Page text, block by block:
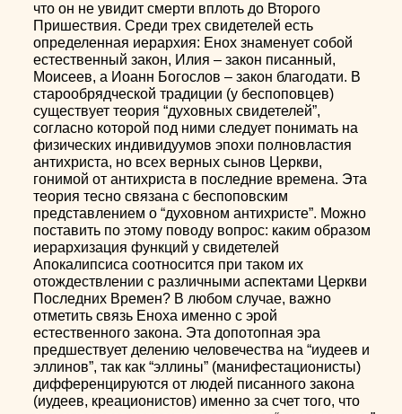
что он не увидит смерти вплоть до Второго
Пришествия. Среди трех свидетелей есть
определенная иерархия: Енох знаменует собой
естественный закон, Илия – закон писанный,
Моисеев, а Иоанн Богослов – закон благодати. В
старообрядческой традиции (у беспоповцев)
существует теория “духовных свидетелей”,
согласно которой под ними следует понимать на
физических индивидуумов эпохи полновластия
антихриста, но всех верных сынов Церкви,
гонимой от антихриста в последние времена. Эта
теория тесно связана с беспоповским
представлением о “духовном антихристе”. Можно
поставить по этому поводу вопрос: каким образом
иерархизация функций у свидетелей
Апокалипсиса соотносится при таком их
отождествлении с различными аспектами Церкви
Последних Времен? В любом случае, важно
отметить связь Еноха именно с эрой
естественного закона. Эта допотопная эра
предшествует делению человечества на “иудеев и
эллинов”, так как “эллины” (манифестационисты)
дифференцируются от людей писанного закона
(иудеев, креационистов) именно за счет того, что